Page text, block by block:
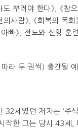
려야 한다》, 《참으
사람》, 《회복의 목
빠》, 전도와 신앙 훈
라 두 권씩) 출간될 예
세였던 저자는 ‘주식
작한 그는 당시 43세